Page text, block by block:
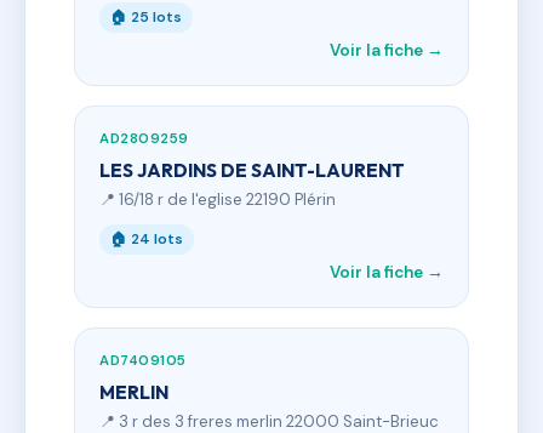
🏠 25 lots
Voir la fiche →
AD2809259
LES JARDINS DE SAINT-LAURENT
📍 16/18 r de l'eglise 22190 Plérin
🏠 24 lots
Voir la fiche →
AD7409105
MERLIN
📍 3 r des 3 freres merlin 22000 Saint-Brieuc